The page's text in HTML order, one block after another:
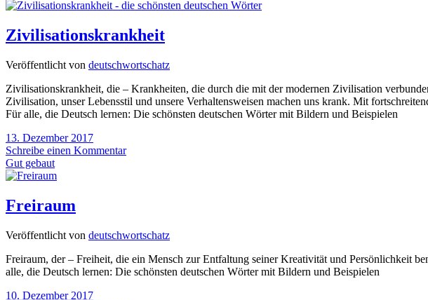
Zivilisationskrankheit
Veröffentlicht von deutschwortschatz
Zivilisationskrankheit, die – Krankheiten, die durch die mit der modernen Zivilisation
Zivilisation, unser Lebensstil und unsere Verhaltensweisen machen uns krank. Mit
Für alle, die Deutsch lernen: Die schönsten deutschen Wörter mit Bildern und Beispielen
13. Dezember 2017
Schreibe einen Kommentar
Gut gebaut
Freiraum
Veröffentlicht von deutschwortschatz
Freiraum, der – Freiheit, die ein Mensch zur Entfaltung seiner Kreativität und Persönlichkeit
alle, die Deutsch lernen: Die schönsten deutschen Wörter mit Bildern und Beispielen
10. Dezember 2017